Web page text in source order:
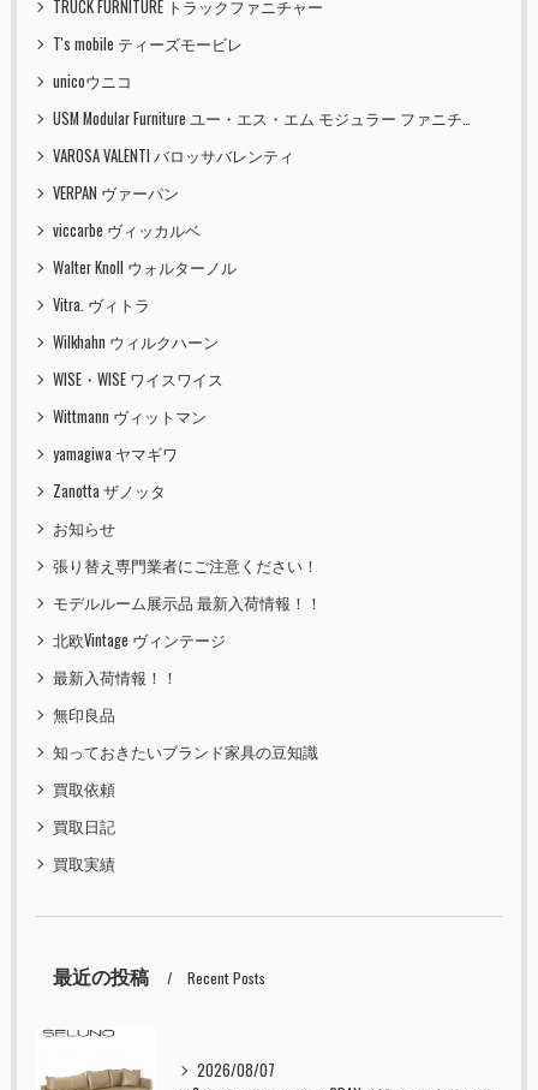
TRUCK FURNITURE トラックファニチャー
T's mobile ティーズモービレ
unicoウニコ
USM Modular Furniture ユー・エス・エム モジュラー ファニチャー
VAROSA VALENTI バロッサバレンティ
VERPAN ヴァーパン
viccarbe ヴィッカルベ
Walter Knoll ウォルターノル
Vitra. ヴィトラ
Wilkhahn ウィルクハーン
WISE・WISE ワイスワイス
Wittmann ヴィットマン
yamagiwa ヤマギワ
Zanotta ザノッタ
お知らせ
張り替え専門業者にご注意ください！
モデルルーム展示品 最新入荷情報！！
北欧Vintage ヴィンテージ
最新入荷情報！！
無印良品
知っておきたいブランド家具の豆知識
買取依頼
買取日記
買取実績
最近の投稿 Recent Posts
2026/08/07